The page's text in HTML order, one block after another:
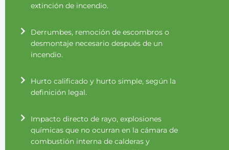
extinción de incendio.
Derrumbes, remoción de escombros o
desmontaje necesario después de un
incendio.
Hurto calificado y hurto simple, según la
definición legal.
Impacto directo de rayo, explosiones
químicas que no ocurran en la cámara de
combustión interna de calderas y